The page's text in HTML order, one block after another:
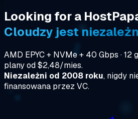
Looking for a
Cloudzy jest
AMD EPYC + NVMe + 40 Gbps · 12
plany od $2,48/mies.
Niezależni od 2008 roku, nigdy
finansowana przez VC.